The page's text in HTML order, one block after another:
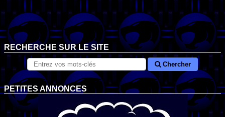
RECHERCHE SUR LE SITE
Chercher
PETITES ANNONCES